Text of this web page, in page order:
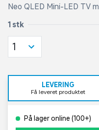
Neo QLED Mini-LED TV
1 stk
1
LEVERING
Få leveret produktet
På lager online (100+)